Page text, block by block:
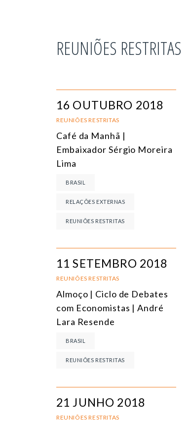
REUNIÕES RESTRITAS
16 OUTUBRO 2018
REUNIÕES RESTRITAS
Café da Manhã |
Embaixador Sérgio Moreira
Lima
BRASIL
RELAÇÕES EXTERNAS
REUNIÕES RESTRITAS
11 SETEMBRO 2018
REUNIÕES RESTRITAS
Almoço | Ciclo de Debates
com Economistas | André
Lara Resende
BRASIL
REUNIÕES RESTRITAS
21 JUNHO 2018
REUNIÕES RESTRITAS